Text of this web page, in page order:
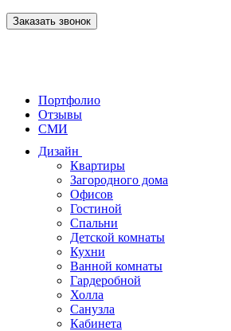
Заказать звонок
Портфолио
Отзывы
СМИ
Дизайн
Квартиры
Загородного дома
Офисов
Гостиной
Спальни
Детской комнаты
Кухни
Ванной комнаты
Гардеробной
Холла
Санузла
Кабинета